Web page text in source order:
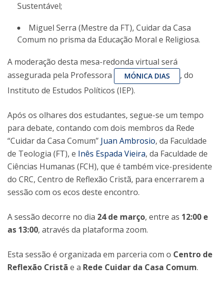
Sustentável;
Miguel Serra (Mestre da FT), Cuidar da Casa
Comum no prisma da Educação Moral e Religiosa.
A moderação desta mesa-redonda virtual será
assegurada pela Professora
MÓNICA DIAS
, do
Instituto de Estudos Políticos (IEP).
Após os olhares dos estudantes, segue-se um tempo
para debate, contando com dois membros da Rede
“Cuidar da Casa Comum” Juan Ambrosio, da Faculdade
de Teologia (FT), e Inês Espada Vieira, da Faculdade de
Ciências Humanas (FCH), que é também vice-presidente
do CRC, Centro de Reflexão Cristã, para encerrarem a
sessão com os ecos deste encontro.
A sessão decorre no dia 24 de março, entre as 12:00 e
as 13:00, através da plataforma zoom.
Esta sessão é organizada em parceria com o Centro de
Reflexão Cristã e a Rede Cuidar da Casa Comum.